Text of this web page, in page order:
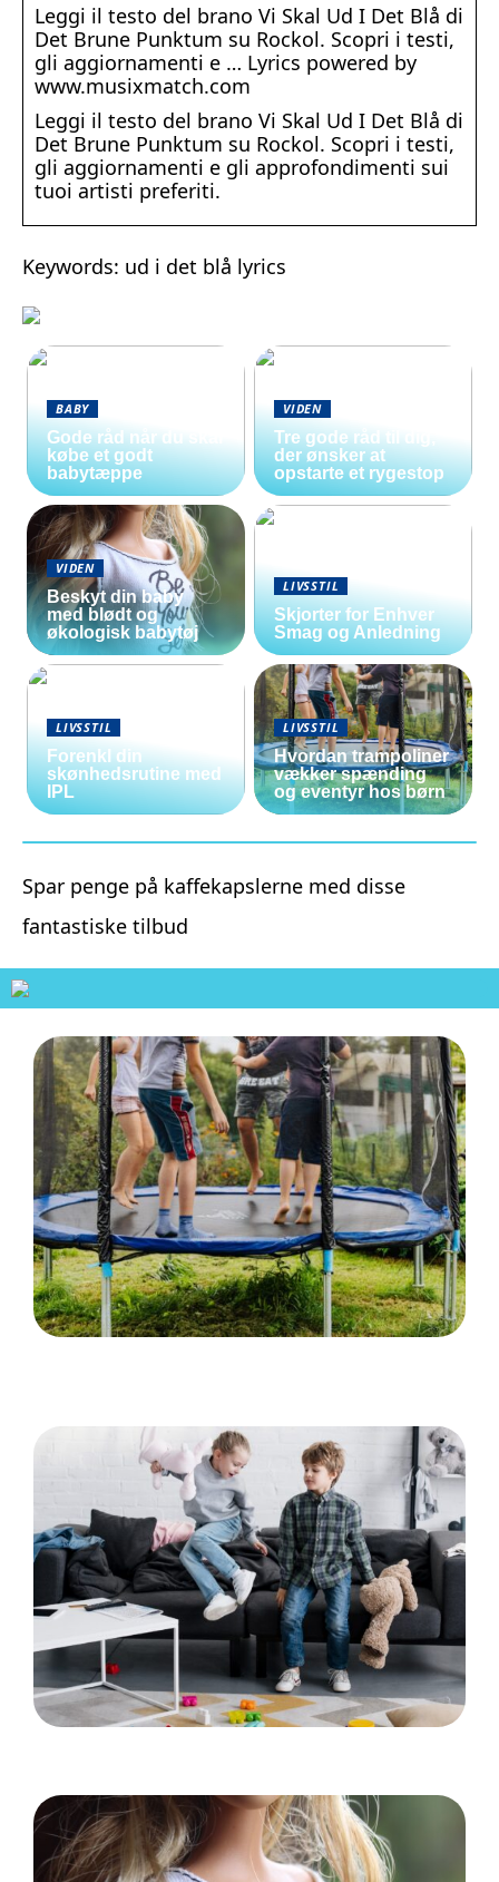
Leggi il testo del brano Vi Skal Ud I Det Blå di
Det Brune Punktum su Rockol. Scopri i testi,
gli aggiornamenti e … Lyrics powered by
www.musixmatch.com
Leggi il testo del brano Vi Skal Ud I Det Blå di
Det Brune Punktum su Rockol. Scopri i testi,
gli aggiornamenti e gli approfondimenti sui
tuoi artisti preferiti.
Keywords: ud i det blå lyrics
BABY
Gode råd når du skal
købe et godt
babytæppe
VIDEN
Tre gode råd til dig,
der ønsker at
opstarte et rygestop
VIDEN
Beskyt din baby
med blødt og
økologisk babytøj
LIVSSTIL
Skjorter for Enhver
Smag og Anledning
LIVSSTIL
Forenkl din
skønhedsrutine med
IPL
LIVSSTIL
Hvordan trampoliner
vækker spænding
og eventyr hos børn
Spar penge på kaffekapslerne med disse
fantastiske tilbud